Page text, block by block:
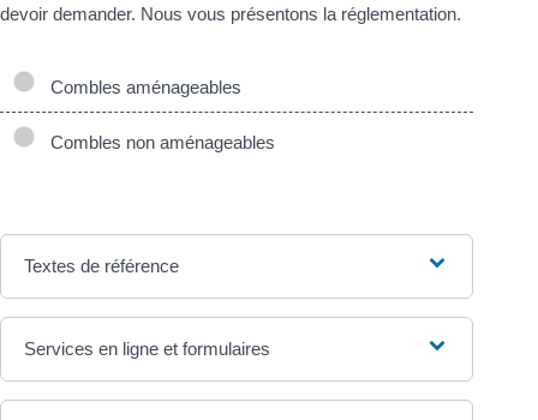
devoir demander. Nous vous présentons la réglementation.
Combles aménageables
Combles non aménageables
Textes de référence
Services en ligne et formulaires